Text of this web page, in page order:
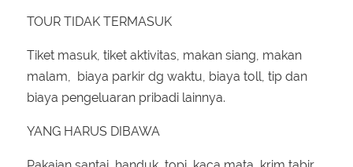
TOUR TIDAK TERMASUK
Tiket masuk, tiket aktivitas, makan siang, makan
malam, biaya parkir dg waktu, biaya toll, tip dan
biaya pengeluaran pribadi lainnya.
YANG HARUS DIBAWA